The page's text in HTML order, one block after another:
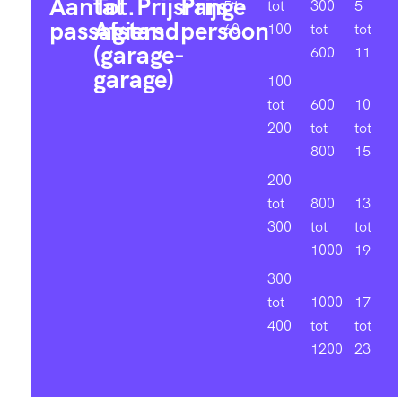
passagiers
Afstand
(garage-
garage)
persoon
51-
60
tot
100
100
tot
200
200
tot
300
300
tot
400
300
tot
600
600
tot
800
800
tot
1000
1000
tot
1200
5
tot
11
10
tot
15
13
tot
19
17
tot
23